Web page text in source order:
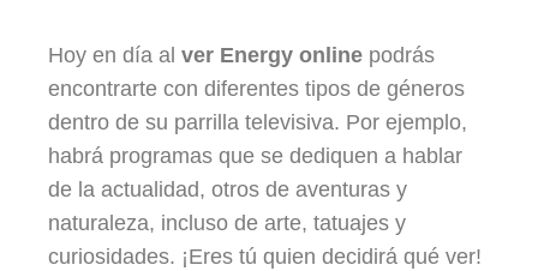
Hoy en día al ver Energy online podrás
encontrarte con diferentes tipos de géneros
dentro de su parrilla televisiva. Por ejemplo,
habrá programas que se dediquen a hablar
de la actualidad, otros de aventuras y
naturaleza, incluso de arte, tatuajes y
curiosidades. ¡Eres tú quien decidirá qué ver!